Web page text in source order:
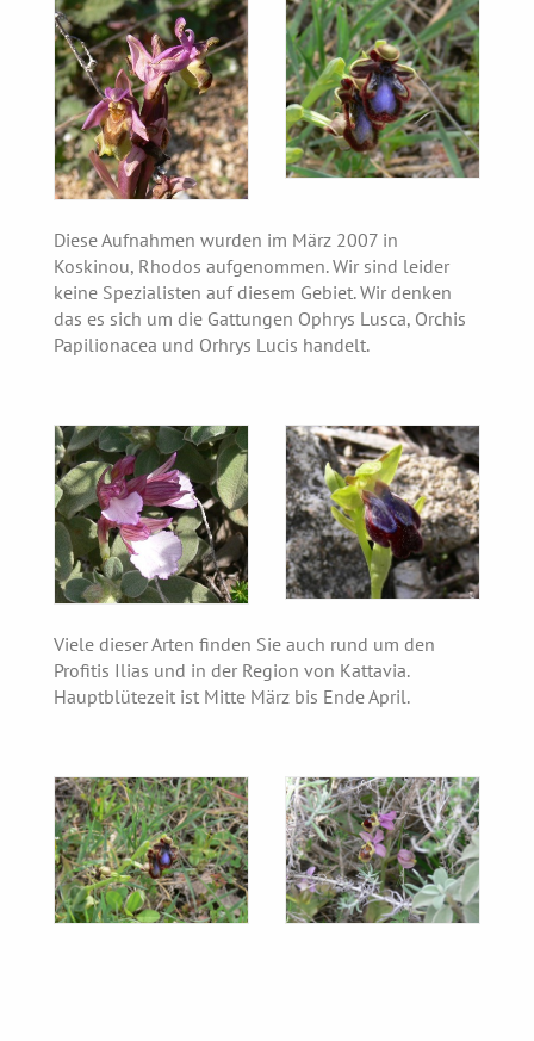
Diese Aufnahmen wurden im März 2007 in
Koskinou, Rhodos aufgenommen. Wir sind leider
keine Spezialisten auf diesem Gebiet. Wir denken
das es sich um die Gattungen Ophrys Lusca, Orchis
Papilionacea und Orhrys Lucis handelt.
Viele dieser Arten finden Sie auch rund um den
Profitis Ilias und in der Region von Kattavia.
Hauptblütezeit ist Mitte März bis Ende April.